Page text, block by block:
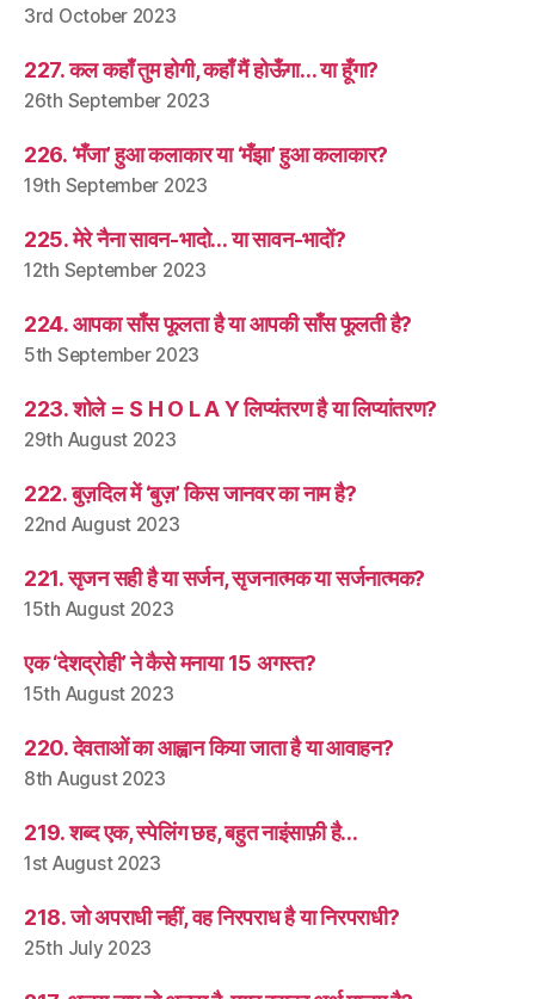
3rd October 2023
227. कल कहाँ तुम होगी, कहाँ मैं होऊँगा… या हूँगा?
26th September 2023
226. ‘मँजा’ हुआ कलाकार या ‘मँझा’ हुआ कलाकार?
19th September 2023
225. मेरे नैना सावन-भादो… या सावन-भादों?
12th September 2023
224. आपका साँस फूलता है या आपकी साँस फूलती है?
5th September 2023
223. शोले = S H O L A Y लिप्यंतरण है या लिप्यांतरण?
29th August 2023
222. बुज़दिल में ‘बुज़’ किस जानवर का नाम है?
22nd August 2023
221. सृजन सही है या सर्जन, सृजनात्मक या सर्जनात्मक?
15th August 2023
एक ‘देशद्रोही’ ने कैसे मनाया 15 अगस्त?
15th August 2023
220. देवताओं का आह्वान किया जाता है या आवाहन?
8th August 2023
219. शब्द एक, स्पेलिंग छह, बहुत नाइंसाफ़ी है…
1st August 2023
218. जो अपराधी नहीं, वह निरपराध है या निरपराधी?
25th July 2023